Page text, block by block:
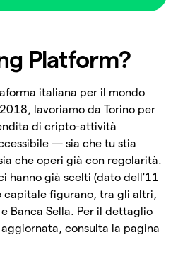
Platform?
italiana per il mondo
lavoriamo da Torino per
di cripto-attività
— sia che tu stia
che operi già con regolarità.
hanno già scelti (dato dell'11
capitale figurano, tra gli altri,
Banca Sella. Per il dettaglio
consulta la pagina